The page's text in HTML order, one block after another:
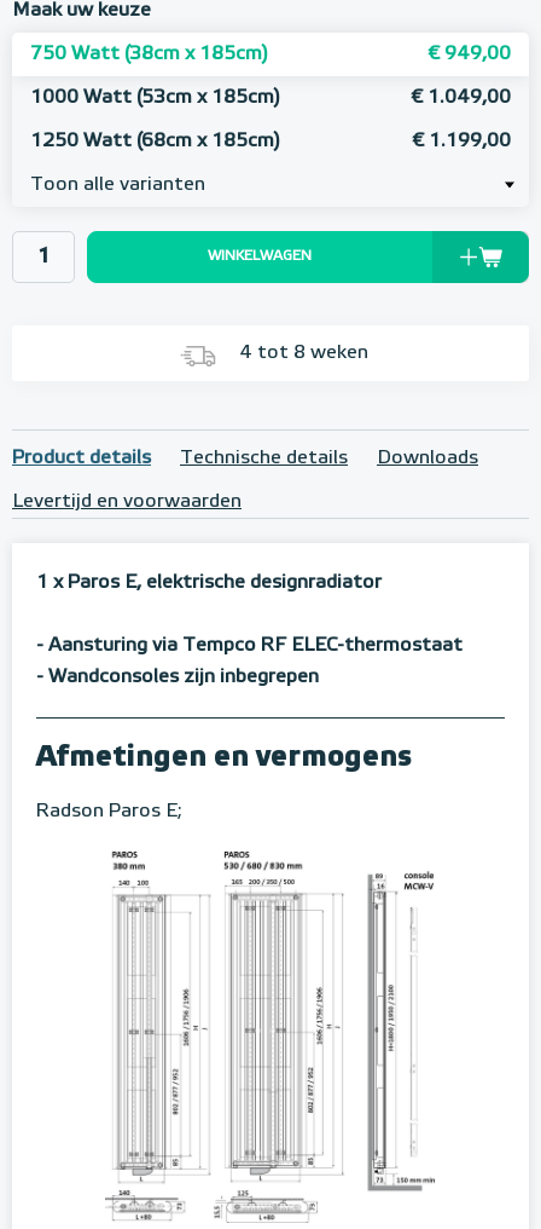
Maak uw keuze
750 Watt (38cm x 185cm) € 949,00
1000 Watt (53cm x 185cm) € 1.049,00
1250 Watt (68cm x 185cm) € 1.199,00
Toon alle varianten
WINKELWAGEN
4 tot 8 weken
Product details Technische details Downloads
Levertijd en voorwaarden
1 x Paros E, elektrische designradiator
- Aansturing via Tempco RF ELEC-thermostaat
- Wandconsoles zijn inbegrepen
Afmetingen en vermogens
Radson Paros E;